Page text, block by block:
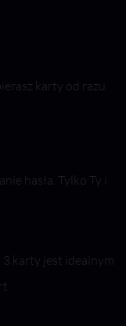
karty od razu.
hasła. Tylko Ty i
karty jest idealnym